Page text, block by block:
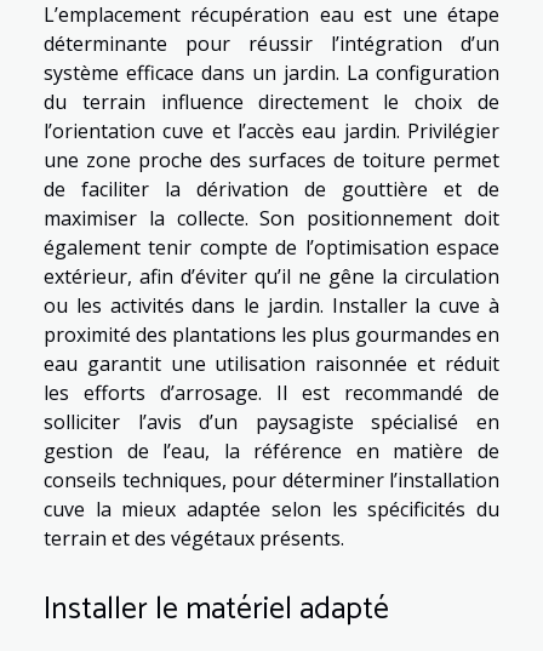
L’emplacement récupération eau est une étape
déterminante pour réussir l’intégration d’un
système efficace dans un jardin. La configuration
du terrain influence directement le choix de
l’orientation cuve et l’accès eau jardin. Privilégier
une zone proche des surfaces de toiture permet
de faciliter la dérivation de gouttière et de
maximiser la collecte. Son positionnement doit
également tenir compte de l’optimisation espace
extérieur, afin d’éviter qu’il ne gêne la circulation
ou les activités dans le jardin. Installer la cuve à
proximité des plantations les plus gourmandes en
eau garantit une utilisation raisonnée et réduit
les efforts d’arrosage. Il est recommandé de
solliciter l’avis d’un paysagiste spécialisé en
gestion de l’eau, la référence en matière de
conseils techniques, pour déterminer l’installation
cuve la mieux adaptée selon les spécificités du
terrain et des végétaux présents.
Installer le matériel adapté